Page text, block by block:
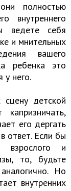
полностью
внутреннего
ведете себя
и мнительных
вашего
ребенка это
у него.
сцену детской
его дергать
ответ. Если бы
взрослого и
то, будьте
Но
внутренних